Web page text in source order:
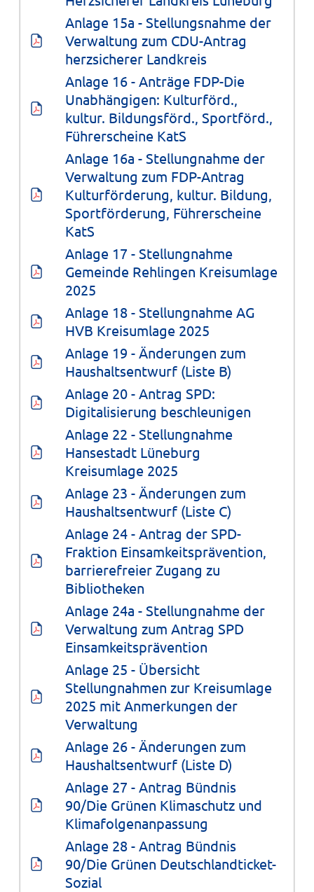
Anlage 15a - Stellungsnahme der
Verwaltung zum CDU-Antrag
herzsicherer Landkreis
Anlage 16 - Anträge FDP-Die
Unabhängigen: Kulturförd.,
kultur. Bildungsförd., Sportförd.,
Führerscheine KatS
Anlage 16a - Stellungnahme der
Verwaltung zum FDP-Antrag
Kulturförderung, kultur. Bildung,
Sportförderung, Führerscheine
KatS
Anlage 17 - Stellungnahme
Gemeinde Rehlingen Kreisumlage
2025
Anlage 18 - Stellungnahme AG
HVB Kreisumlage 2025
Anlage 19 - Änderungen zum
Haushaltsentwurf (Liste B)
Anlage 20 - Antrag SPD:
Digitalisierung beschleunigen
Anlage 22 - Stellungnahme
Hansestadt Lüneburg
Kreisumlage 2025
Anlage 23 - Änderungen zum
Haushaltsentwurf (Liste C)
Anlage 24 - Antrag der SPD-
Fraktion Einsamkeitsprävention,
barrierefreier Zugang zu
Bibliotheken
Anlage 24a - Stellungnahme der
Verwaltung zum Antrag SPD
Einsamkeitsprävention
Anlage 25 - Übersicht
Stellungnahmen zur Kreisumlage
2025 mit Anmerkungen der
Verwaltung
Anlage 26 - Änderungen zum
Haushaltsentwurf (Liste D)
Anlage 27 - Antrag Bündnis
90/Die Grünen Klimaschutz und
Klimafolgenanpassung
Anlage 28 - Antrag Bündnis
90/Die Grünen Deutschlandticket-
Sozial